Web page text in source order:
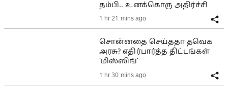
தம்பி.. உனக்கொரு அதிர்ச்சி
1 hr 21 mins ago
சொன்னதை செய்ததா தவெக
அரசு? எதிர்பார்த்த திட்டங்கள்
’மிஸ்ஸிங்’
1 hr 30 mins ago